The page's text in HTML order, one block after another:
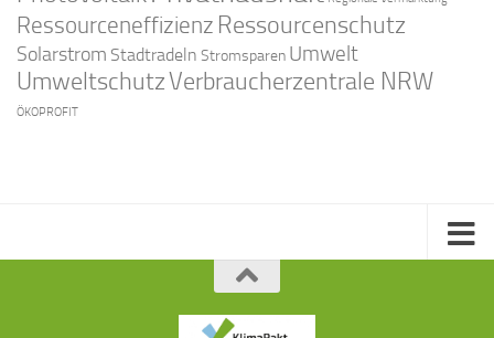
Ressourceneffizienz Ressourcenschutz
Solarstrom Stadtradeln Stromsparen Umwelt
UmweltschutzVerbraucherzentrale NRW
ÖKOPROFIT